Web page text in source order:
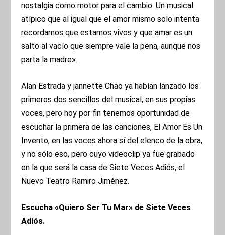
nostalgia como motor para el cambio. Un musical
atípico que al igual que el amor mismo solo intenta
recordarnos que estamos vivos y que amar es un
salto al vacío que siempre vale la pena, aunque nos
parta la madre».
Alan Estrada y jannette Chao ya habían lanzado los
primeros dos sencillos del musical, en sus propias
voces, pero hoy por fin tenemos oportunidad de
escuchar la primera de las canciones, El Amor Es Un
Invento, en las voces ahora sí del elenco de la obra,
y no sólo eso, pero cuyo videoclip ya fue grabado
en la que será la casa de Siete Veces Adiós, el
Nuevo Teatro Ramiro Jiménez.
Escucha «Quiero Ser Tu Mar» de Siete Veces
Adiós.